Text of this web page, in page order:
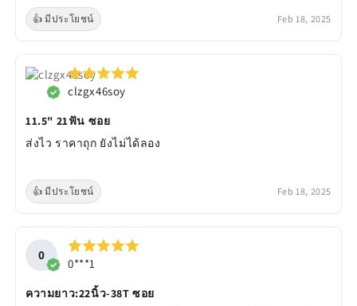
👍 มีประโยชน์ Feb 18, 2025
clzgx46soy
11.5" 21ฟัน ซอย
ส่งไว ราคาถุก ยังไม่ได้ลอง
👍 มีประโยชน์ Feb 18, 2025
0
0***1
ความยาว:22นิ้ว-38T ซอย